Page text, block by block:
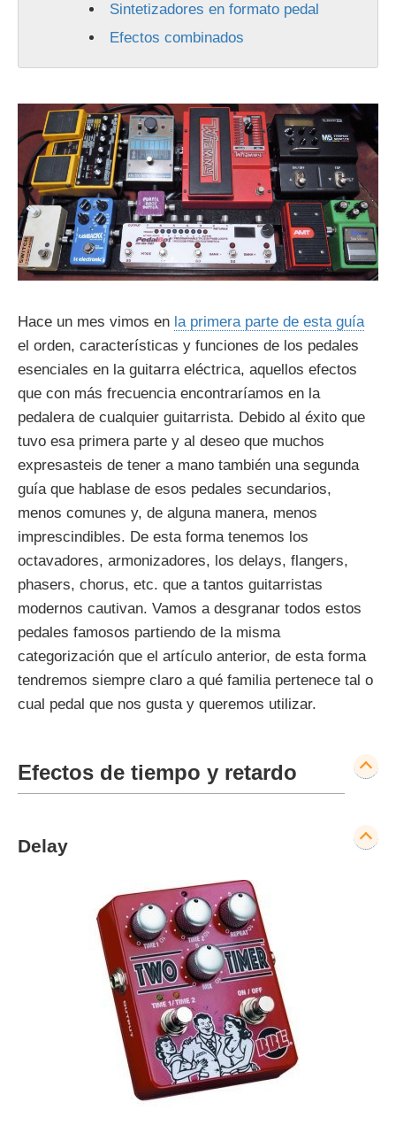
Sintetizadores en formato pedal
Efectos combinados
Hace un mes vimos en la primera parte de esta guía
el orden, características y funciones de los pedales
esenciales en la guitarra eléctrica, aquellos efectos
que con más frecuencia encontraríamos en la
pedalera de cualquier guitarrista. Debido al éxito que
tuvo esa primera parte y al deseo que muchos
expresasteis de tener a mano también una segunda
guía que hablase de esos pedales secundarios,
menos comunes y, de alguna manera, menos
imprescindibles. De esta forma tenemos los
octavadores, armonizadores, los delays, flangers,
phasers, chorus, etc. que a tantos guitarristas
modernos cautivan. Vamos a desgranar todos estos
pedales famosos partiendo de la misma
categorización que el artículo anterior, de esta forma
tendremos siempre claro a qué familia pertenece tal o
cual pedal que nos gusta y queremos utilizar.
Efectos de tiempo y retardo
Delay